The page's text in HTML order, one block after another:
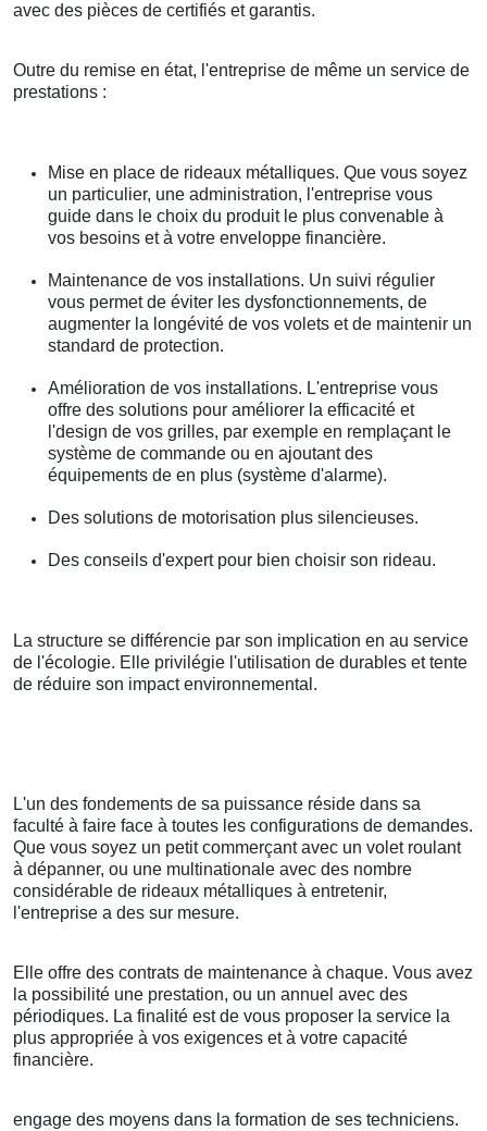
avec des pièces de certifiés et garantis.
Outre du remise en état, l'entreprise de même un service de
prestations :
Mise en place de rideaux métalliques. Que vous soyez
un particulier, une administration, l'entreprise vous
guide dans le choix du produit le plus convenable à
vos besoins et à votre enveloppe financière.
Maintenance de vos installations. Un suivi régulier
vous permet de éviter les dysfonctionnements, de
augmenter la longévité de vos volets et de maintenir un
standard de protection.
Amélioration de vos installations. L'entreprise vous
offre des solutions pour améliorer la efficacité et
l'design de vos grilles, par exemple en remplaçant le
système de commande ou en ajoutant des
équipements de en plus (système d'alarme).
Des solutions de motorisation plus silencieuses.
Des conseils d'expert pour bien choisir son rideau.
La structure se différencie par son implication en au service
de l'écologie. Elle privilégie l'utilisation de durables et tente
de réduire son impact environnemental.
L'un des fondements de sa puissance réside dans sa
faculté à faire face à toutes les configurations de demandes.
Que vous soyez un petit commerçant avec un volet roulant
à dépanner, ou une multinationale avec des nombre
considérable de rideaux métalliques à entretenir,
l'entreprise a des sur mesure.
Elle offre des contrats de maintenance à chaque. Vous avez
la possibilité une prestation, ou un annuel avec des
périodiques. La finalité est de vous proposer la service la
plus appropriée à vos exigences et à votre capacité
financière.
engage des moyens dans la formation de ses techniciens.